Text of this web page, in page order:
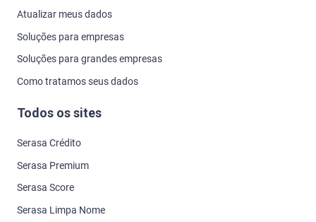
Atualizar meus dados
Soluções para empresas
Soluções para grandes empresas
Como tratamos seus dados
Todos os sites
Serasa Crédito
Serasa Premium
Serasa Score
Serasa Limpa Nome